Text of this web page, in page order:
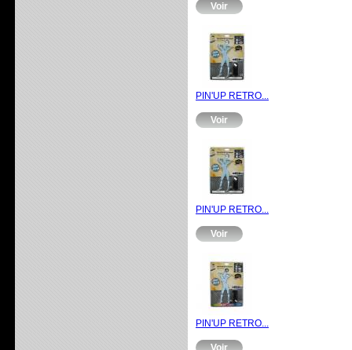
Voir
PIN'UP RETRO...
Voir
PIN'UP RETRO...
Voir
PIN'UP RETRO...